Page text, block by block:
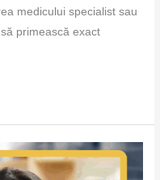
medicului specialist sau
primească exact